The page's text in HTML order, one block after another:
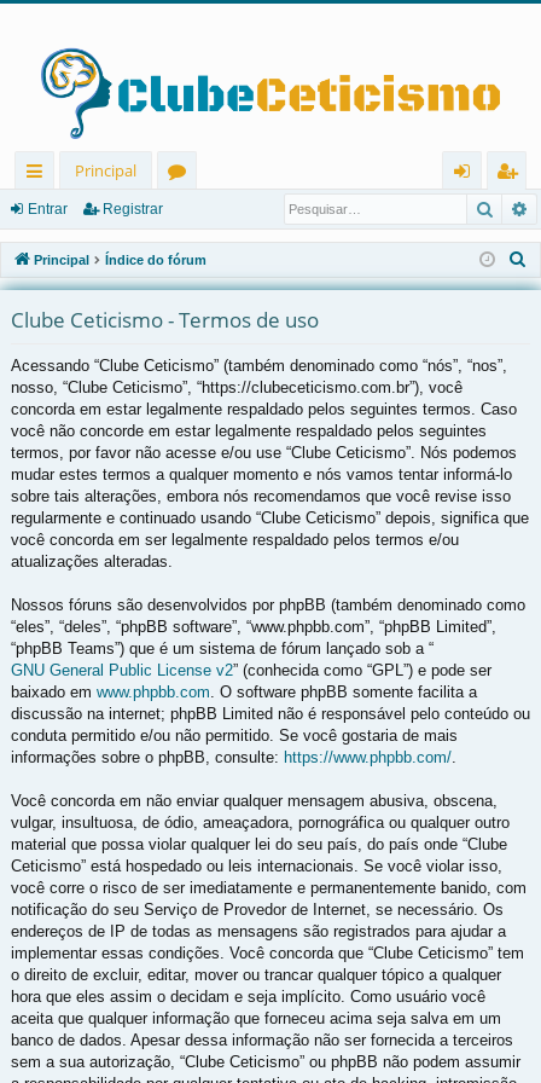
in
ks
rá
pi
d
os
Principal
u
ns
ra
r
eg
ist
ra
Entrar Registrar
Principal Índice do fórum
e
Clube Ceticismo - Termos de uso
Acessando “Clube Ceticismo” (também denominado como “nós”, “nos”,
nosso, “Clube Ceticismo”, “https://clubeceticismo.com.br”), você
concorda em estar legalmente respaldado pelos seguintes termos. Caso
você não concorde em estar legalmente respaldado pelos seguintes
termos, por favor não acesse e/ou use “Clube Ceticismo”. Nós podemos
mudar estes termos a qualquer momento e nós vamos tentar informá-lo
sobre tais alterações, embora nós recomendamos que você revise isso
regularmente e continuado usando “Clube Ceticismo” depois, significa que
você concorda em ser legalmente respaldado pelos termos e/ou
atualizações alteradas.
Nossos fóruns são desenvolvidos por phpBB (também denominado como
“eles”, “deles”, “phpBB software”, “www.phpbb.com”, “phpBB Limited”,
“phpBB Teams”) que é um sistema de fórum lançado sob a “
GNU General Public License v2” (conhecida como “GPL”) e pode ser
baixado em www.phpbb.com . O software phpBB somente facilita a
discussão na internet; phpBB Limited não é responsável pelo conteúdo ou
conduta permitido e/ou não permitido. Se você gostaria de mais
informações sobre o phpBB, consulte: https://www.phpbb.com/
Você concorda em não enviar qualquer mensagem abusiva, obscena,
vulgar, insultuosa, de ódio, ameaçadora, pornográfica ou qualquer outro
material que possa violar qualquer lei do seu país, do país onde “Clube
Ceticismo” está hospedado ou leis internacionais. Se você violar isso,
você corre o risco de ser imediatamente e permanentemente banido, com
notificação do seu Serviço de Provedor de Internet, se necessário. Os
endereços de IP de todas as mensagens são registrados para ajudar a
implementar essas condições. Você concorda que “Clube Ceticismo” tem
o direito de excluir, editar, mover ou trancar qualquer tópico a qualquer
hora que eles assim o decidam e seja implícito. Como usuário você
aceita que qualquer informação que forneceu acima seja salva em um
banco de dados. Apesar dessa informação não ser fornecida a terceiros
sem a sua autorização, “Clube Ceticismo” ou phpBB não podem assumir